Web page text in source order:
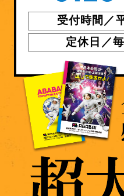
受付時間／
定休日／